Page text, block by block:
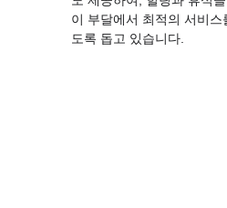
이 부달에서 최적의 서비스
도록 돕고 있습니다.